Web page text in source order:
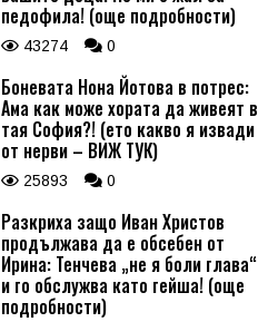
педофила! (още подробности)
43274 0
Боневата Нона Йотова в потрес:
Ама как може хората да живеят в
тая София?! (ето какво я извади
от нерви – ВИЖ ТУК)
25893 0
Разкриха защо Иван Христов
продължава да е обсебен от
Ирина: Тенчева „не я боли глава“
и го обслужва като гейша! (още
подробности)